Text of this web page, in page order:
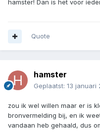
hamster! Dan is het voor
Quote
hamster
Geplaatst: 13 januari
zou ik wel willen maar er is
bronvermelding bij, en ik
vandaan heb gehaald, dus